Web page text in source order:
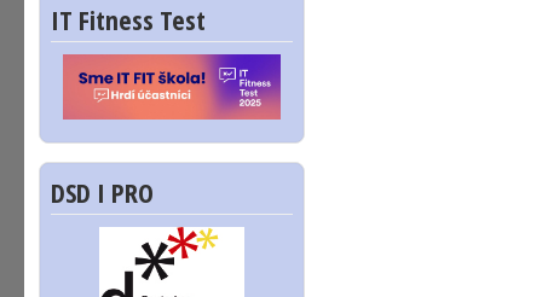
IT Fitness Test
DSD I PRO